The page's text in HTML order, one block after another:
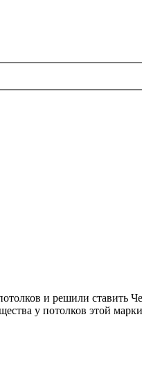
и решили
у потолков этой